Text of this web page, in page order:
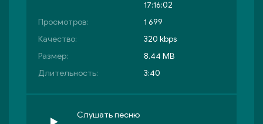
17:16:02
Просмотров:
1 699
Качество:
320 kbps
Размер:
8.44 MB
Длительность:
3:40
Слушать песню